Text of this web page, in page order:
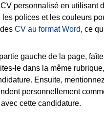
personnalisé en utilisant
les polices et les couleurs
CV au format Word, ce
gauche de la page,
le dans la même
Ensuite,
personnellement
cette candidature.